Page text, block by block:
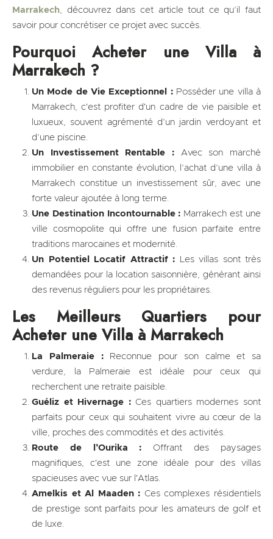
Marrakech, découvrez dans cet article tout ce qu’il faut
savoir pour concrétiser ce projet avec succès.
Pourquoi Acheter une Villa à
Marrakech ?
Un Mode de Vie Exceptionnel :Posséder une villa à
Marrakech, c'est profiter d'un cadre de vie paisible et
luxueux, souvent agrémenté d’un jardin verdoyant et
d’une piscine.
Un Investissement Rentable : Avec son marché
immobilier en constante évolution, l’achat d’une villa à
Marrakech constitue un investissement sûr, avec une
forte valeur ajoutée à long terme.
Une Destination Incontournable : Marrakech est une
ville cosmopolite qui offre une fusion parfaite entre
traditions marocaines et modernité.
Un Potentiel Locatif Attractif : Les villas sont très
demandées pour la location saisonnière, générant ainsi
des revenus réguliers pour les propriétaires.
Les Meilleurs Quartiers pour
Acheter une Villa à Marrakech
La Palmeraie :Reconnue pour son calme et sa
verdure, la Palmeraie est idéale pour ceux qui
recherchent une retraite paisible.
Guéliz et Hivernage :Ces quartiers modernes sont
parfaits pour ceux qui souhaitent vivre au cœur de la
ville, proches des commodités et des activités.
Route de l’Ourika : Offrant des paysages
magnifiques, c'est une zone idéale pour des villas
spacieuses avec vue sur l'Atlas.
Amelkis et Al Maaden : Ces complexes résidentiels
de prestige sont parfaits pour les amateurs de golf et
de luxe.